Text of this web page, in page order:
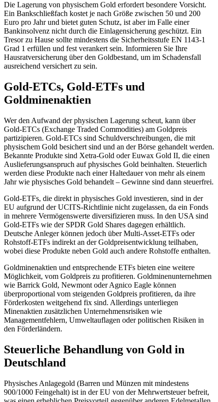
Die Lagerung von physischem Gold erfordert besondere Vorsicht.
Ein Bankschließfach kostet je nach Größe zwischen 50 und 200
Euro pro Jahr und bietet guten Schutz, ist aber im Falle einer
Bankinsolvenz nicht durch die Einlagensicherung geschützt. Ein
Tresor zu Hause sollte mindestens die Sicherheitsstufe EN 1143-1
Grad 1 erfüllen und fest verankert sein. Informieren Sie Ihre
Hausratversicherung über den Goldbestand, um im Schadensfall
ausreichend versichert zu sein.
Gold-ETCs, Gold-ETFs und
Goldminenaktien
Wer den Aufwand der physischen Lagerung scheut, kann über
Gold-ETCs (Exchange Traded Commodities) am Goldpreis
partizipieren. Gold-ETCs sind Schuldverschreibungen, die mit
physischem Gold besichert sind und an der Börse gehandelt werden.
Bekannte Produkte sind Xetra-Gold oder Euwax Gold II, die einen
Auslieferungsanspruch auf physisches Gold beinhalten. Steuerlich
werden diese Produkte nach einer Haltedauer von mehr als einem
Jahr wie physisches Gold behandelt – Gewinne sind dann steuerfrei.
Gold-ETFs, die direkt in physisches Gold investieren, sind in der
EU aufgrund der UCITS-Richtlinie nicht zugelassen, da ein Fonds
in mehrere Vermögenswerte diversifizieren muss. In den USA sind
Gold-ETFs wie der SPDR Gold Shares dagegen erhältlich.
Deutsche Anleger können jedoch über Multi-Asset-ETFs oder
Rohstoff-ETFs indirekt an der Goldpreisentwicklung teilhaben,
wobei diese Produkte neben Gold auch andere Rohstoffe enthalten.
Goldminenaktien und entsprechende ETFs bieten eine weitere
Möglichkeit, vom Goldpreis zu profitieren. Goldminenunternehmen
wie Barrick Gold, Newmont oder Agnico Eagle können
überproportional vom steigenden Goldpreis profitieren, da ihre
Förderkosten weitgehend fix sind. Allerdings unterliegen
Minenaktien zusätzlichen Unternehmensrisiken wie
Managementfehlern, Umweltauflagen oder politischen Risiken in
den Förderländern.
Steuerliche Behandlung von Gold in
Deutschland
Physisches Anlagegold (Barren und Münzen mit mindestens
900/1000 Feingehalt) ist in der EU von der Mehrwertsteuer befreit,